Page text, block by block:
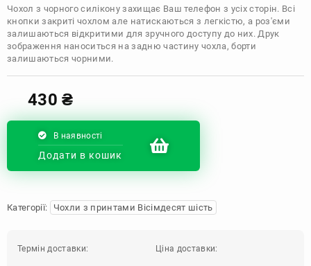
Чохол з чорного силікону захищає Ваш телефон з усіх сторін. Всі
кнопки закриті чохлом але натискаються з легкістю, а роз'єми
залишаються відкритими для зручного доступу до них. Друк
зображення наноситься на задню частину чохла, борти
залишаються чорними.
430₴
В наявності
Додати в кошик
Категорії: Чохли з принтами Вісімдесят шість
Термін доставки: Ціна доставки: